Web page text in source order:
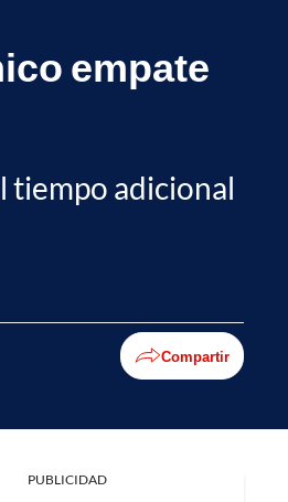
empate
tiempo adicional
Compartir
PUBLICIDAD